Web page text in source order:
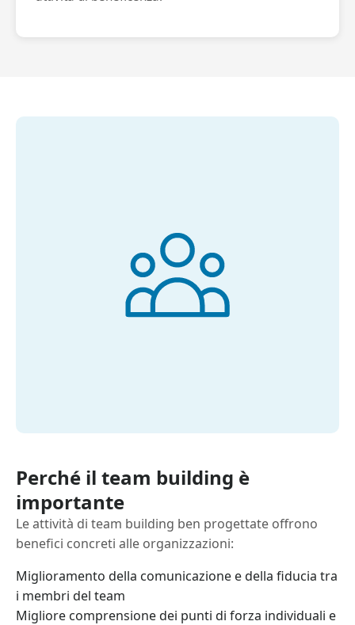
Perché il team building è
importante
Le attività di team building ben progettate offrono
benefici concreti alle organizzazioni:
Miglioramento della comunicazione e della fiducia tra
i membri del team
Migliore comprensione dei punti di forza individuali e